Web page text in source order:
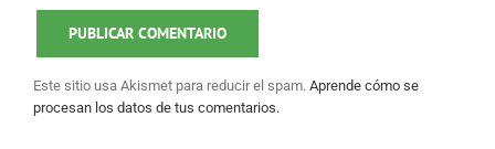
Este sitio usa Akismet para reducir el spam. Aprende cómo se
procesan los datos de tus comentarios.